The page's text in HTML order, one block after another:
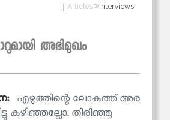
|| Articles Interviews
അഭിമുഖം
എഴുത്തിന്റെ ലോകത്ത് അര
കഴിഞ്ഞല്ലോ. തിരിഞ്ഞു